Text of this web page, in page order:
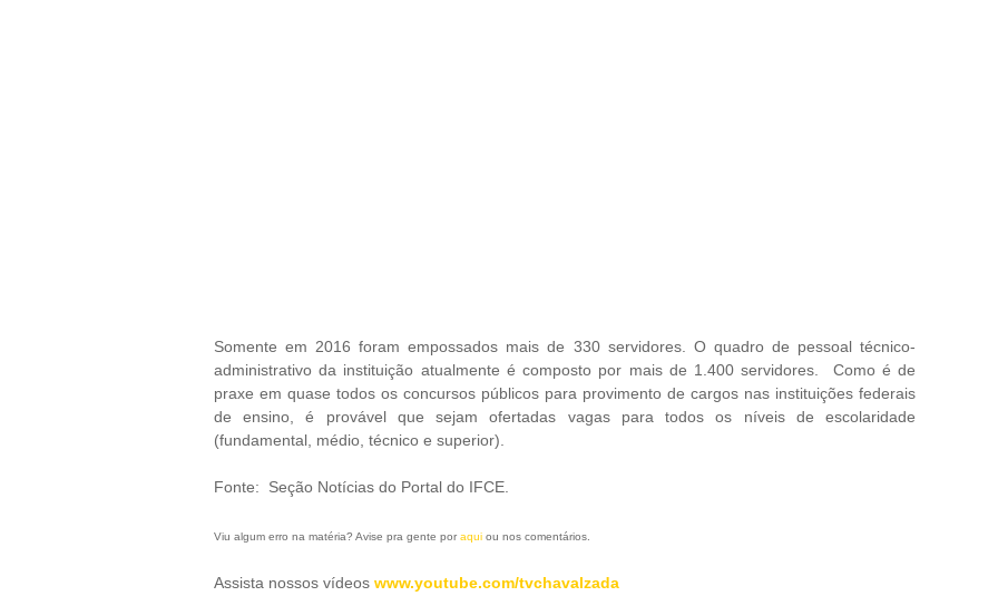
Somente em 2016 foram empossados mais de 330 servidores. O quadro de pessoal técnico-
administrativo da instituição atualmente é composto por mais de 1.400 servidores. Como é de
praxe em quase todos os concursos públicos para provimento de cargos nas instituições federais
de ensino, é provável que sejam ofertadas vagas para todos os níveis de escolaridade
(fundamental, médio, técnico e superior).
Fonte: Seção Notícias do Portal do IFCE.
Viu algum erro na matéria? Avise pra gente por aqui ou nos comentários.
Assista nossos vídeos www.youtube.com/tvchavalzada